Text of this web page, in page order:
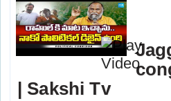
| Sakshi Tv